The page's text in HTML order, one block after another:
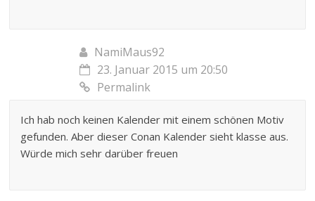
NamiMaus92
23. Januar 2015 um 20:50
Permalink
Ich hab noch keinen Kalender mit einem schönen Motiv
gefunden. Aber dieser Conan Kalender sieht klasse aus.
Würde mich sehr darüber freuen